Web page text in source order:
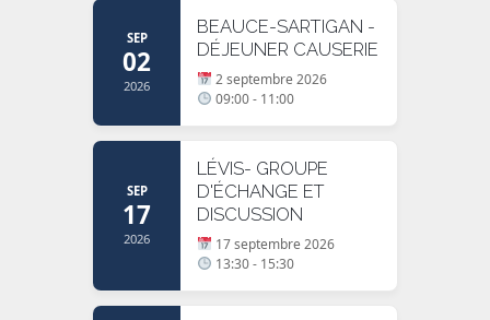
SEP
02
2026
BEAUCE-SARTIGAN -
DÉJEUNER CAUSERIE
2 septembre 2026
09:00 - 11:00
SEP
17
2026
LÉVIS- GROUPE
D'ÉCHANGE ET
DISCUSSION
17 septembre 2026
13:30 - 15:30